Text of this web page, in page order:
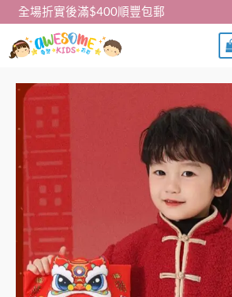
全場折實後滿$400順豐包郵
新
衫
農
新
年
系
列
🧧